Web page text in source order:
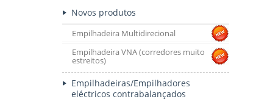
Novos produtos
Empilhadeira Multidirecional
Empilhadeira VNA (corredores muito
estreitos)
Empilhadeiras/Empilhadores
eléctricos contrabalançados